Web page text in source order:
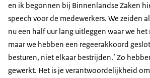
en ik begonnen bij Binnenlandse Zaken
speech voor de medewerkers. We zeiden
nu een half uur lang uitleggen waar we het
maar we hebben een regeerakkoord
besturen, niet elkaar bestrijden.’ Zo
gewerkt. Het is je verantwoordelijkheid